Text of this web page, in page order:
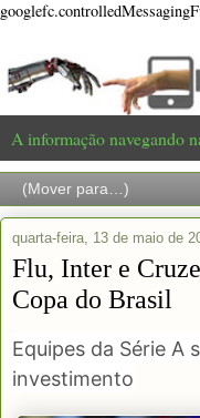
A informação navegando
quarta-feira, 13 de maio de
Flu, Inter e
Copa do Brasil
Equipes da Série A
investimento